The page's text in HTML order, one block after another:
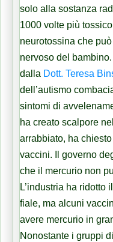
solo alla sostanza
1000 volte più
neurotossina che
nervoso del
dalla Dott. Teresa
dell’autismo
sintomi di
ha creato scalpore
arrabbiato, ha
vaccini. Il governo
che il mercurio non
L’industria ha
fiale, ma alcuni
avere mercurio in
Nonostante i gruppi